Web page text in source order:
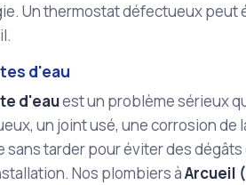
Un thermostat défectueux
d'eau
d'eauest un problème sérieux
un joint usé, une corrosion de
sans tarder pour éviter des
Nos plombiers àArcueil